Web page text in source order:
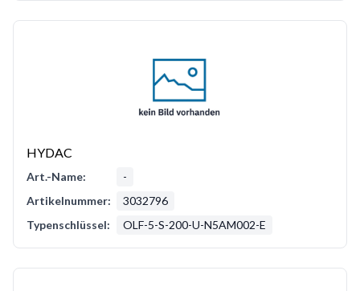
HYDAC
Art.-Name:
-
Artikelnummer:
3032796
Typenschlüssel:
OLF-5-S-200-U-N5AM002-E